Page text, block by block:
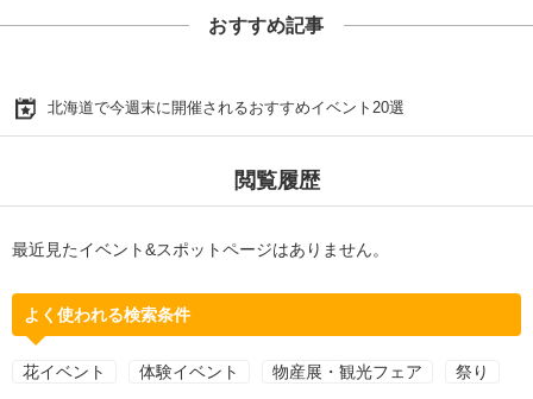
おすすめ記事
北海道で今週末に開催されるおすすめイベント20選
閲覧履歴
最近見たイベント&スポットページはありません。
よく使われる検索条件
花イベント 体験イベント 物産展・観光フェア 祭り